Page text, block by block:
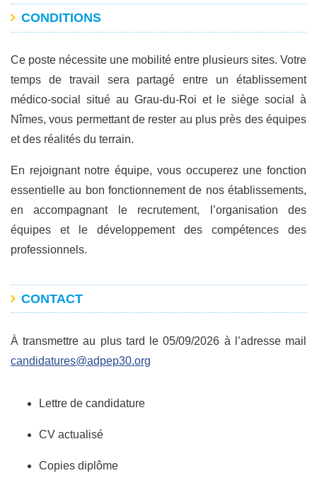
CONDITIONS
Ce poste nécessite une mobilité entre plusieurs sites. Votre
temps de travail sera partagé entre un établissement
médico-social situé au Grau-du-Roi et le siège social à
Nîmes, vous permettant de rester au plus près des équipes
et des réalités du terrain.
En rejoignant notre équipe, vous occuperez une fonction
essentielle au bon fonctionnement de nos établissements,
en accompagnant le recrutement, l’organisation des
équipes et le développement des compétences des
professionnels.
CONTACT
À transmettre au plus tard le 05/09/2026 à l’adresse mail
candidatures@adpep30.org
Lettre de candidature
CV actualisé
Copies diplôme